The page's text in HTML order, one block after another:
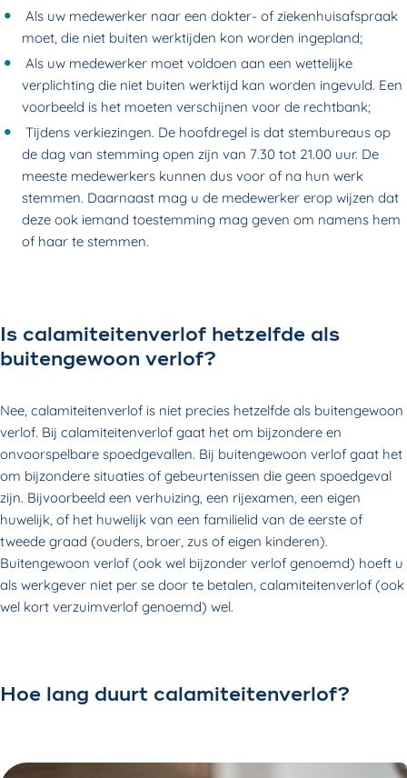
Als uw medewerker naar een dokter- of ziekenhuisafspraak
moet, die niet buiten werktijden kon worden ingepland;
Als uw medewerker moet voldoen aan een wettelijke
verplichting die niet buiten werktijd kan worden ingevuld. Een
voorbeeld is het moeten verschijnen voor de rechtbank;
Tijdens verkiezingen. De hoofdregel is dat stembureaus op
de dag van stemming open zijn van 7.30 tot 21.00 uur. De
meeste medewerkers kunnen dus voor of na hun werk
stemmen. Daarnaast mag u de medewerker erop wijzen dat
deze ook iemand toestemming mag geven om namens hem
of haar te stemmen.
Is calamiteitenverlof hetzelfde als
buitengewoon verlof?
Nee, calamiteitenverlof is niet precies hetzelfde als buitengewoon
verlof. Bij calamiteitenverlof gaat het om bijzondere en
onvoorspelbare spoedgevallen. Bij buitengewoon verlof gaat het
om bijzondere situaties of gebeurtenissen die geen spoedgeval
zijn. Bijvoorbeeld een verhuizing, een rijexamen, een eigen
huwelijk, of het huwelijk van een familielid van de eerste of
tweede graad (ouders, broer, zus of eigen kinderen).
Buitengewoon verlof (ook wel bijzonder verlof genoemd) hoeft u
als werkgever niet per se door te betalen, calamiteitenverlof (ook
wel kort verzuimverlof genoemd) wel.
Hoe lang duurt calamiteitenverlof?